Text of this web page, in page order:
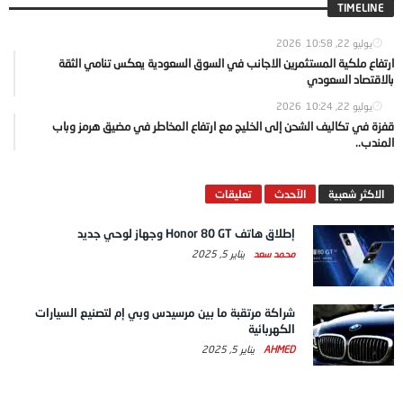
TIMELINE
يوليو 22, 2026 10:58
ارتفاع ملكية المستثمرين الاجانب في السوق السعودية يعكس تنامي الثقة
بالاقتصاد السعودي
يوليو 22, 2026 10:24
قفزة في تكاليف الشحن إلى الخليج مع ارتفاع المخاطر في مضيق هرمز وباب
المندب..
الاكثر شعبية الآحدث تعليقات
إطلاق هاتف Honor 80 GT وجهاز لوحي جديد
محمد سعد يناير 5, 2025
شراكة مرتقبة ما بين مرسيدس وبي إم لتصنيع السيارات
الكهربائية
AHMED يناير 5, 2025